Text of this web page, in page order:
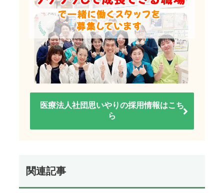
医療法人社団思いやりの採用情報はこち
ら
関連記事